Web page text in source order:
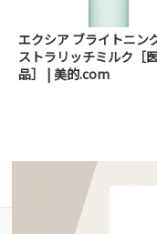
エクシア ブライトニン
ストラリッチミルク［
品］ | 美的.com